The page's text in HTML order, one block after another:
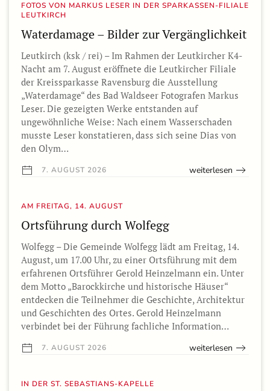
FOTOS VON MARKUS LESER IN DER SPARKASSEN-FILIALE
LEUTKIRCH
Waterdamage – Bilder zur Vergänglichkeit
Leutkirch (ksk / rei) – Im Rahmen der Leutkircher K4-
Nacht am 7. August eröffnete die Leutkircher Filiale
der Kreissparkasse Ravensburg die Ausstellung
„Waterdamage“ des Bad Waldseer Fotografen Markus
Leser. Die gezeigten Werke entstanden auf
ungewöhnliche Weise: Nach einem Wasserschaden
musste Leser konstatieren, dass sich seine Dias von
den Olym…
7. AUGUST 2026 weiterlesen
AM FREITAG, 14. AUGUST
Ortsführung durch Wolfegg
Wolfegg – Die Gemeinde Wolfegg lädt am Freitag, 14.
August, um 17.00 Uhr, zu einer Ortsführung mit dem
erfahrenen Ortsführer Gerold Heinzelmann ein. Unter
dem Motto „Barockkirche und historische Häuser“
entdecken die Teilnehmer die Geschichte, Architektur
und Geschichten des Ortes. Gerold Heinzelmann
verbindet bei der Führung fachliche Information…
7. AUGUST 2026 weiterlesen
IN DER ST. SEBASTIANS-KAPELLE